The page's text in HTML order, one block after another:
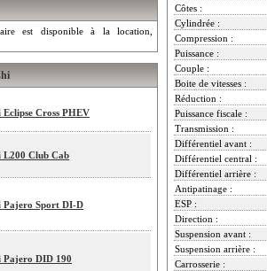
est disponible à la location,
Eclipse Cross PHEV
L200 Club Cab
Pajero Sport DI-D
Pajero DID 190
Côtes :
Cylindrée :
Compression :
Puissance :
Couple :
Boite de vitesses :
Réduction :
Puissance fiscale :
Transmission :
Différentiel avant :
Différentiel central :
Différentiel arrière :
Antipatinage :
ESP :
Direction :
Suspension avant :
Suspension arrière :
Carrosserie :